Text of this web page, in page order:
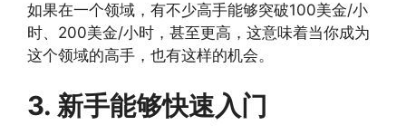
如果在一个领域，有不少高手能够突破100美金/小
时、200美金/小时，甚至更高，这意味着当你成为
这个领域的高手，也有这样的机会。
3. 新手能够快速入门